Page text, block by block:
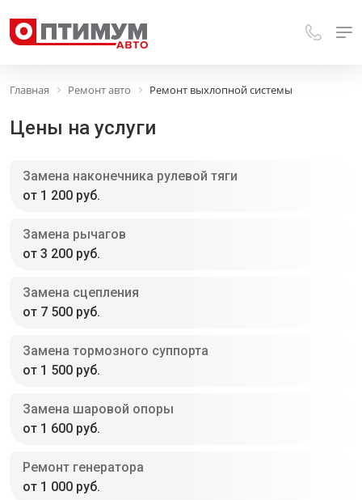
Главная Ремонт авто Ремонт выхлопной системы
Цены на услуги
Замена наконечника рулевой тяги
от 1 200 руб.
Замена рычагов
от 3 200 руб.
Замена сцепления
от 7 500 руб.
Замена тормозного суппорта
от 1 500 руб.
Замена шаровой опоры
от 1 600 руб.
Ремонт генератора
от 1 000 руб.